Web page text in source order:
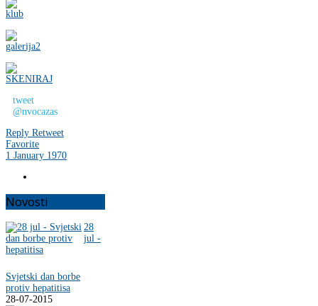
tweet
@nvocazas
Reply Retweet
Favorite
1 January 1970
Novosti
28
jul -
Svjetski dan borbe
protiv hepatitisa
28-07-2015